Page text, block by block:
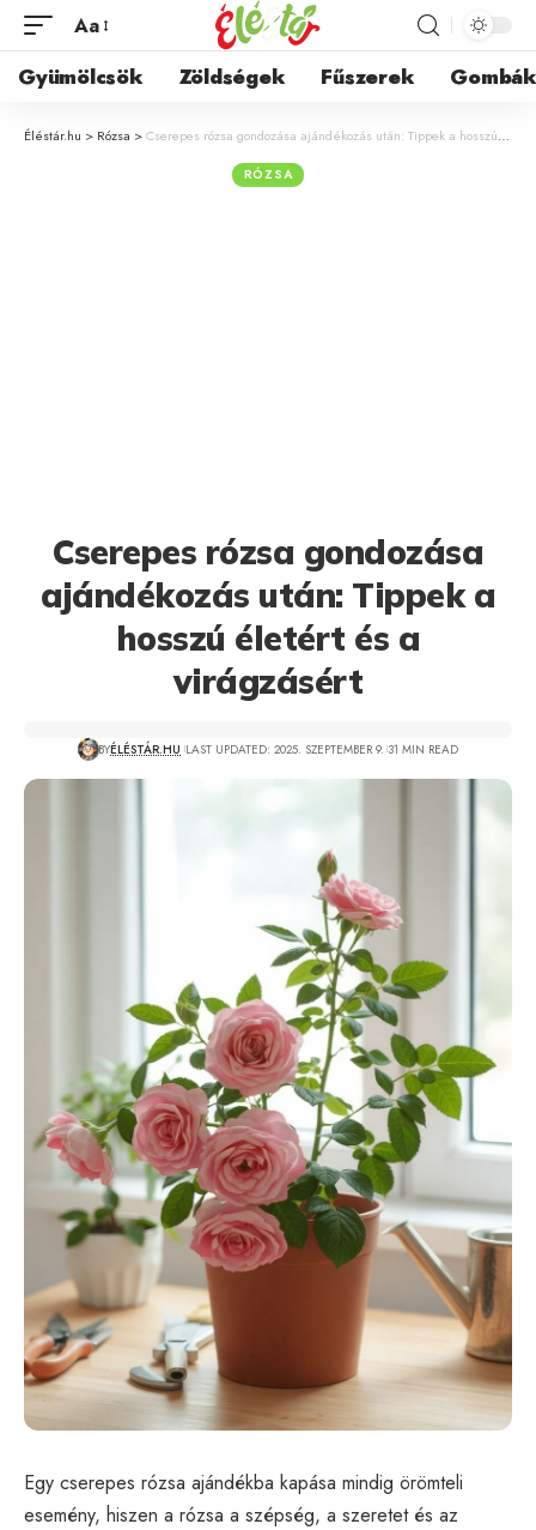
Aa
Gyümölcsök Zöldségek Fűszerek Gombák
Éléstár.hu > Rózsa >Cserepes rózsa gondozása ajándékozás után: Tippek a hosszú életért és a virágzásért
RÓZSA
Cserepes rózsa gondozása
ajándékozás után: Tippek a
hosszú életért és a
virágzásért
BYÉLÉSTÁR.HU LAST UPDATED: 2025. SZEPTEMBER 9. 31 MIN READ
Egy cserepes rózsa ajándékba kapása mindig örömteli
esemény, hiszen a rózsa a szépség, a szeretet és az